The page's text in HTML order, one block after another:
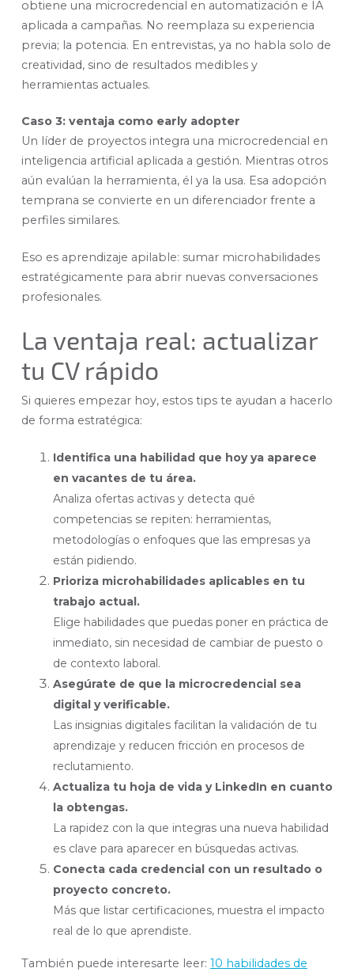
obtiene una microcredencial en automatización e IA
aplicada a campañas. No reemplaza su experiencia
previa; la potencia. En entrevistas, ya no habla solo de
creatividad, sino de resultados medibles y
herramientas actuales.
Caso 3: ventaja como early adopter
Un líder de proyectos integra una microcredencial en
inteligencia artificial aplicada a gestión. Mientras otros
aún evalúan la herramienta, él ya la usa. Esa adopción
temprana se convierte en un diferenciador frente a
perfiles similares.
Eso es aprendizaje apilable: sumar microhabilidades
estratégicamente para abrir nuevas conversaciones
profesionales.
La ventaja real: actualizar
tu CV rápido
Si quieres empezar hoy, estos tips te ayudan a hacerlo
de forma estratégica:
Identifica una habilidad que hoy ya aparece
en vacantes de tu área.
Analiza ofertas activas y detecta qué
competencias se repiten: herramientas,
metodologías o enfoques que las empresas ya
están pidiendo.
Prioriza microhabilidades aplicables en tu
trabajo actual.
Elige habilidades que puedas poner en práctica de
inmediato, sin necesidad de cambiar de puesto o
de contexto laboral.
Asegúrate de que la microcredencial sea
digital y verificable.
Las insignias digitales facilitan la validación de tu
aprendizaje y reducen fricción en procesos de
reclutamiento.
Actualiza tu hoja de vida y LinkedIn en cuanto
la obtengas.
La rapidez con la que integras una nueva habilidad
es clave para aparecer en búsquedas activas.
Conecta cada credencial con un resultado o
proyecto concreto.
Más que listar certificaciones, muestra el impacto
real de lo que aprendiste.
También puede interesarte leer: 10 habilidades de